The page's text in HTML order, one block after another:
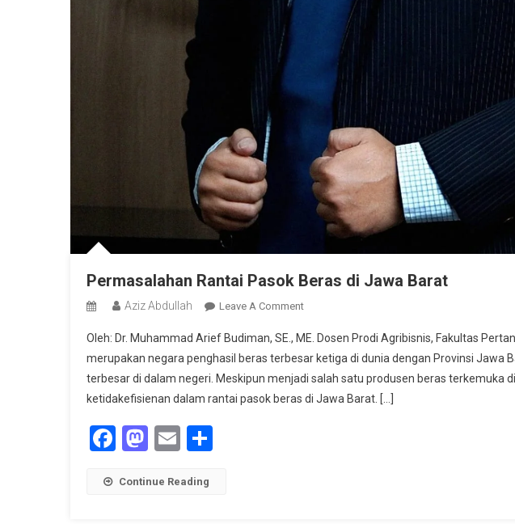
Permasalahan Rantai Pasok Beras di Jawa Barat
Aziz Abdullah Leave A CommentOn
Rantai
Pasok
Beras
Di
Oleh: Dr. Muhammad Arief Budiman, SE., ME. Dosen Prodi Agribisnis, Fakultas
merupakan negara penghasil beras terbesar ketiga di dunia dengan Provinsi Jawa
terbesar di dalam negeri. Meskipun menjadi salah satu produsen beras terkemuka
ketidakefisienan dalam rantai pasok beras di Jawa Barat. […]
Facebook
Mastodon
Email
Continue Reading